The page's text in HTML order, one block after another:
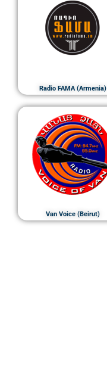
Radio FAMA (Armenia)
Van Voice (Beirut)